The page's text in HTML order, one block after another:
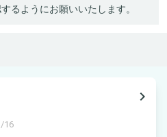
るようにお願いいたします。
navigate_next
16